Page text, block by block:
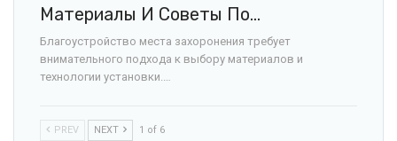
Материалы И Советы По…
Благоустройство места захоронения требует
внимательного подхода к выбору материалов и
технологии установки.…
PREV NEXT 1 of 6